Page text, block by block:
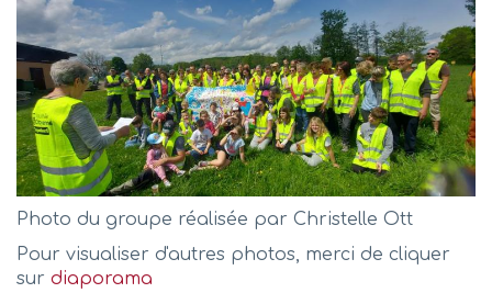
Photo du groupe réalisée par Christelle Ott
Pour visualiser d'autres photos, merci de cliquer
sur diaporama